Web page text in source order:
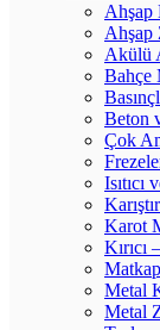
Ahşap
Ahşap
Akülü
Bahçe
Beton
Çok
Karot
Kırıcı
Metal
Metal